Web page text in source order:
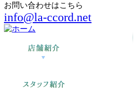
お問い合わせはこちら
info@la-ccord.net